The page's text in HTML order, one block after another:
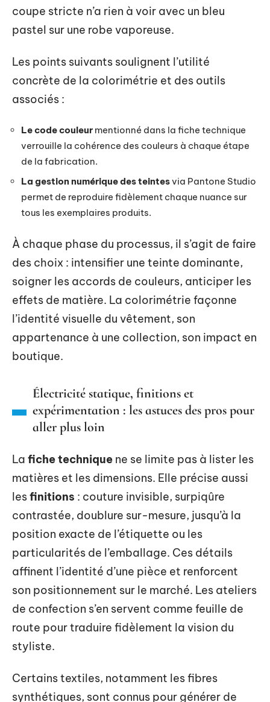
coupe stricte n’a rien à voir avec un bleu
pastel sur une robe vaporeuse.
Les points suivants soulignent l’utilité
concrète de la colorimétrie et des outils
associés :
Le code couleur mentionné dans la fiche technique
verrouille la cohérence des couleurs à chaque étape
de la fabrication.
La gestion numérique des teintesvia Pantone Studio
permet de reproduire fidèlement chaque nuance sur
tous les exemplaires produits.
À chaque phase du processus, il s’agit de faire
des choix : intensifier une teinte dominante,
soigner les accords de couleurs, anticiper les
effets de matière. La colorimétrie façonne
l’identité visuelle du vêtement, son
appartenance à une collection, son impact en
boutique.
Électricité statique, finitions et
expérimentation : les astuces des pros pour
aller plus loin
La fiche technique ne se limite pas à lister les
matières et les dimensions. Elle précise aussi
lesfinitions : couture invisible, surpiqûre
contrastée, doublure sur-mesure, jusqu’à la
position exacte de l’étiquette ou les
particularités de l’emballage. Ces détails
affinent l’identité d’une pièce et renforcent
son positionnement sur le marché. Les ateliers
de confection s’en servent comme feuille de
route pour traduire fidèlement la vision du
styliste.
Certains textiles, notamment les fibres
synthétiques, sont connus pour générer de